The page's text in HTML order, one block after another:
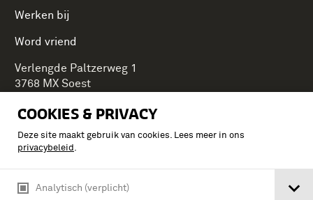
COOKIES & PRIVACY
Deze site maakt gebruik van cookies. Lees meer in ons
privacybeleid .
Analytisch (verplicht)
Werken bij
Word vriend
Verlengde Paltzerweg 1
3768 MX Soest
Onderdeel van Stichting Koninklijke Defensiemusea,